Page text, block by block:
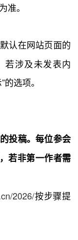
准。
认在网站页面的
若涉及未发表内
选项。
投稿。每位参会
若非第一作者需
2026/按步骤提